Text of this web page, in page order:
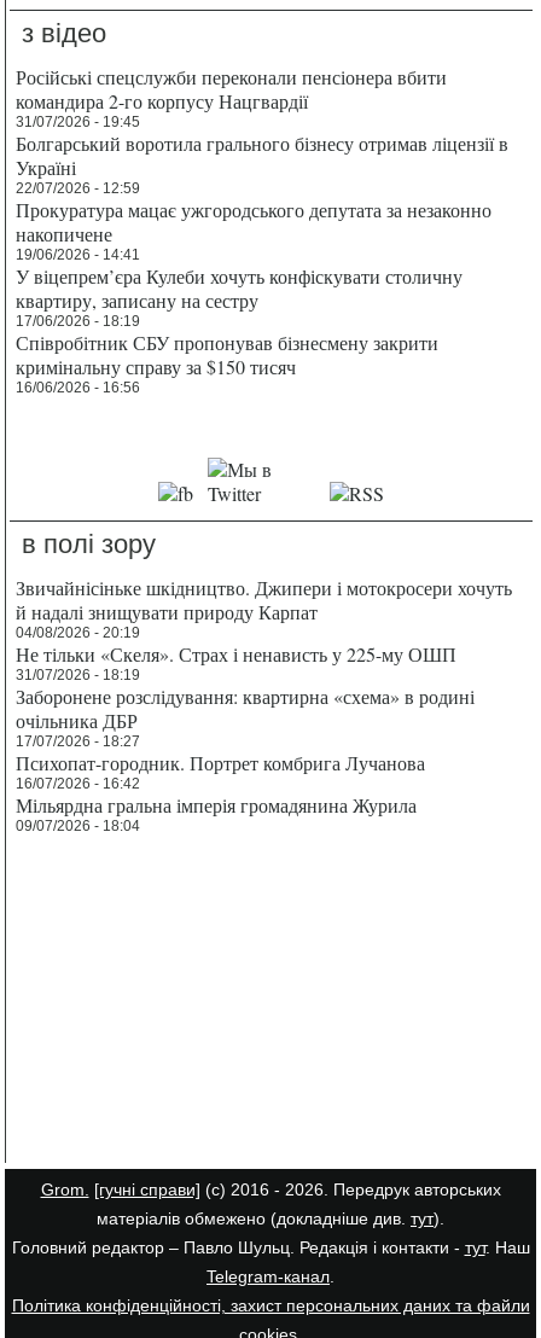
з відео
Російські спецслужби переконали пенсіонера вбити
командира 2-го корпусу Нацгвардії
31/07/2026 - 19:45
Болгарський воротила грального бізнесу отримав ліцензії в
Україні
22/07/2026 - 12:59
Прокуратура мацає ужгородського депутата за незаконно
накопичене
19/06/2026 - 14:41
У віцепрем’єра Кулеби хочуть конфіскувати столичну
квартиру, записану на сестру
17/06/2026 - 18:19
Співробітник СБУ пропонував бізнесмену закрити
кримінальну справу за $150 тисяч
16/06/2026 - 16:56
в полі зору
Звичайнісіньке шкідництво. Джипери і мотокросери хочуть
й надалі знищувати природу Карпат
04/08/2026 - 20:19
Не тільки «Скеля». Страх і ненависть у 225-му ОШП
31/07/2026 - 18:19
Заборонене розслідування: квартирна «схема» в родині
очільника ДБР
17/07/2026 - 18:27
Психопат-городник. Портрет комбрига Лучанова
16/07/2026 - 16:42
Мільярдна гральна імперія громадянина Журила
09/07/2026 - 18:04
Grom. [гучні справи] (с) 2016 - 2026. Передрук авторських
матеріалів обмежено (докладніше див. тут).
Головний редактор – Павло Шульц. Редакція і контакти - тут. Наш
Telegram-канал
Політика конфіденційності, захист персональних даних та файли
cookies